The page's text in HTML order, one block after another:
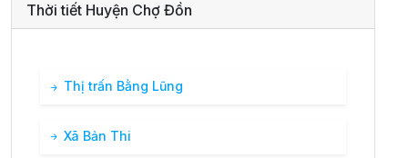
Thời tiết Huyện Chợ Đồn
Thị trấn Bằng Lũng
Xã Bản Thi